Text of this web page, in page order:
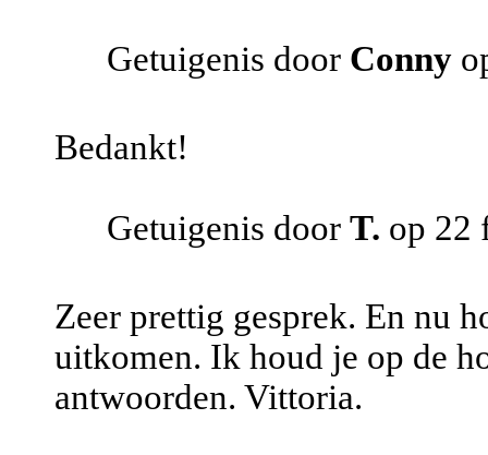
Getuigenis door Conny
Bedankt!
Getuigenis door T. op 22
Zeer prettig gesprek. En nu
uitkomen. Ik houd je op de
antwoorden. Vittoria.